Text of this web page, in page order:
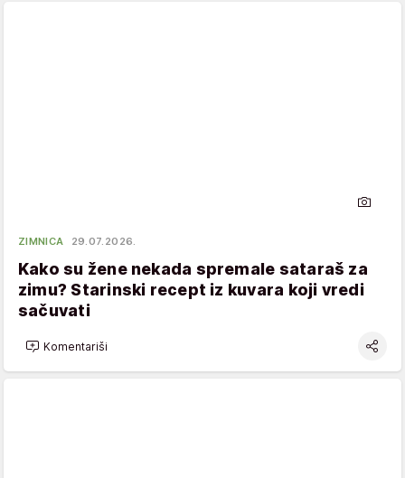
ZIMNICA 29.07.2026.
Kako su žene nekada spremale sataraš za
zimu? Starinski recept iz kuvara koji vredi
sačuvati
Komentariši